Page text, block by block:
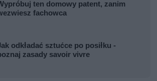
ten domowy patent, zanim
fachowca
odkładać sztućce po posiłku -
zasady savoir vivre